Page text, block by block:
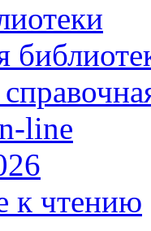
line
к чтению